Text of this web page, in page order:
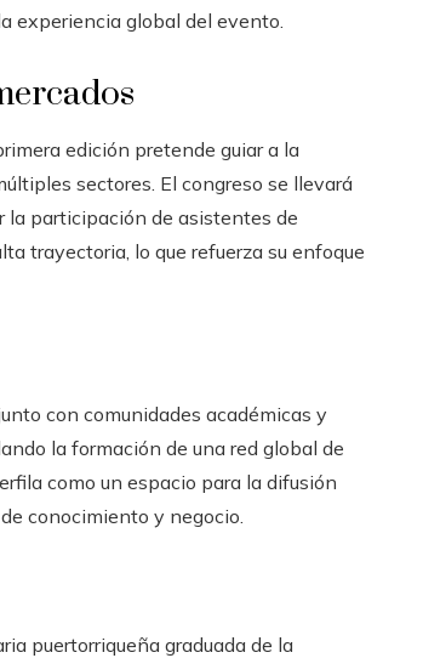
experiencia global del evento.
edición pretende guiar a la
sectores. El congreso se llevará
participación de asistentes de
trayectoria, lo que refuerza su enfoque
con comunidades académicas y
la formación de una red global de
como un espacio para la difusión
conocimiento y negocio.
puertorriqueña graduada de la